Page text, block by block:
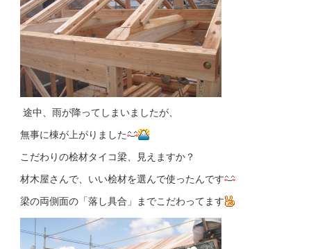
途中、雨が降ってしまいましたが、
無事に棟が上がりました
こだわりの桧材タイコ梁、見えますか？
材木屋さんで、いい桧材を選んで使ったんです
梁の両側面の「落し具合」までこだわってます